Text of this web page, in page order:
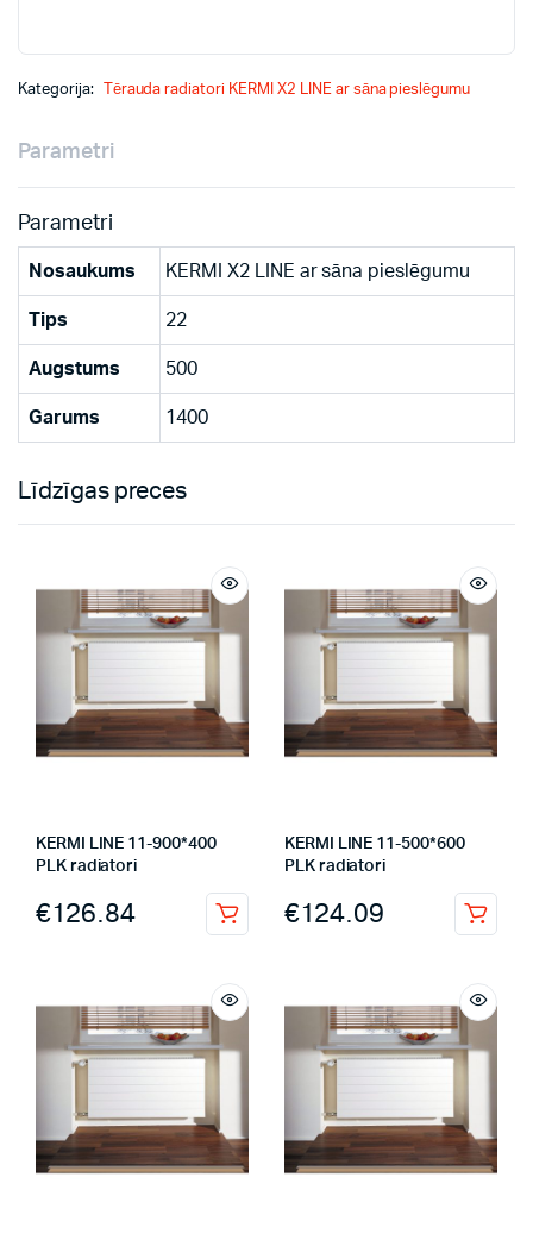
Kategorija: Tērauda radiatori KERMI X2 LINE ar sāna pieslēgumu
Parametri
Parametri
Nosaukums KERMI X2 LINE ar sāna pieslēgumu
Tips 22
Augstums 500
Garums 1400
Līdzīgas preces
KERMI LINE 11-900*400
PLK radiatori
€126.84
KERMI LINE 11-500*600
PLK radiatori
€124.09